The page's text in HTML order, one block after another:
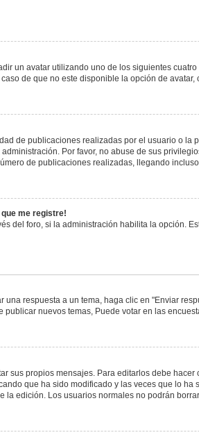
un avatar utilizando uno de los siguientes
de que no este disponible la opción de
de publicaciones realizadas por el usuario o
Por favor, no abuse de sus
de publicaciones realizadas, llegando
que me registre!
del foro, si la administración habilita la opción.
respuesta a un tema, haga clic en "Enviar
nuevos temas, Puede votar en las
sus propios mensajes. Para editarlos debe hacer
que ha sido modificado y las veces que lo
edición. Los usuarios normales no podrán